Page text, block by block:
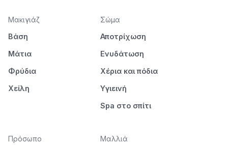
Μακιγιάζ
Βάση
Μάτια
Φρύδια
Χείλη
Σώμα
Αποτρίχωση
Ενυδάτωση
Χέρια και πόδια
Υγιεινή
Spa στο σπίτι
Πρόσωπο
Μαλλιά